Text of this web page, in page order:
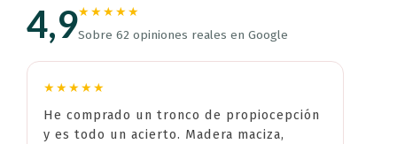
4,9★★★★★
Sobre 62 opiniones reales en Google
★★★★★
He comprado un tronco de propiocepción
y es todo un acierto. Madera maciza,